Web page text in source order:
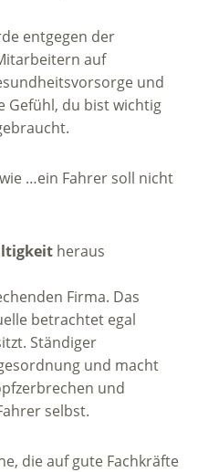
entgegen der
auf
und
Gefühl, du bist wichtig
…ein Fahrer soll nicht
heraus
Firma. Das
betrachtet egal
Ständiger
und macht
und
selbst.
die auf gute Fachkräfte